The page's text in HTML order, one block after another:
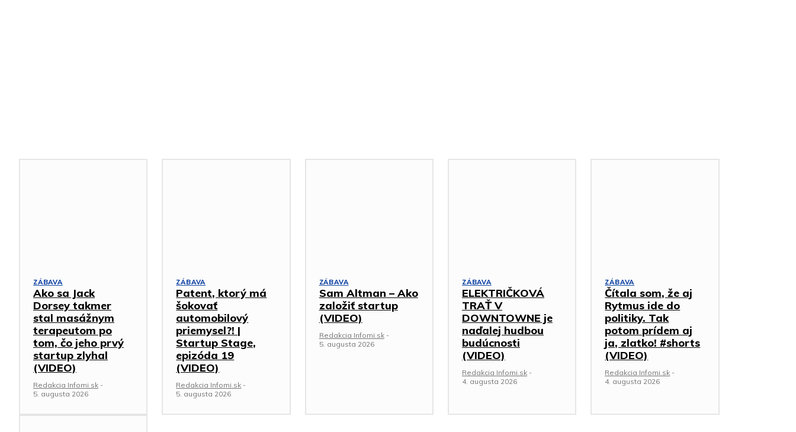
ZÁBAVA
Ako sa Jack
Dorsey takmer
stal masážnym
terapeutom po
tom, čo jeho prvý
startup zlyhal
(VIDEO)
Redakcia Infomi.sk -
5. augusta 2026
ZÁBAVA
Patent, ktorý má
šokovať
automobilový
priemysel?! |
Startup Stage,
epizóda 19
(VIDEO)
Redakcia Infomi.sk -
5. augusta 2026
ZÁBAVA
Sam Altman – Ako
založiť startup
(VIDEO)
Redakcia Infomi.sk -
5. augusta 2026
ZÁBAVA
ELEKTRIČKOVÁ
TRAŤ V
DOWNTOWNE je
naďalej hudbou
budúcnosti
(VIDEO)
Redakcia Infomi.sk -
4. augusta 2026
ZÁBAVA
Čítala som, že aj
Rytmus ide do
politiky. Tak
potom prídem aj
ja, zlatko! #shorts
(VIDEO)
Redakcia Infomi.sk -
4. augusta 2026